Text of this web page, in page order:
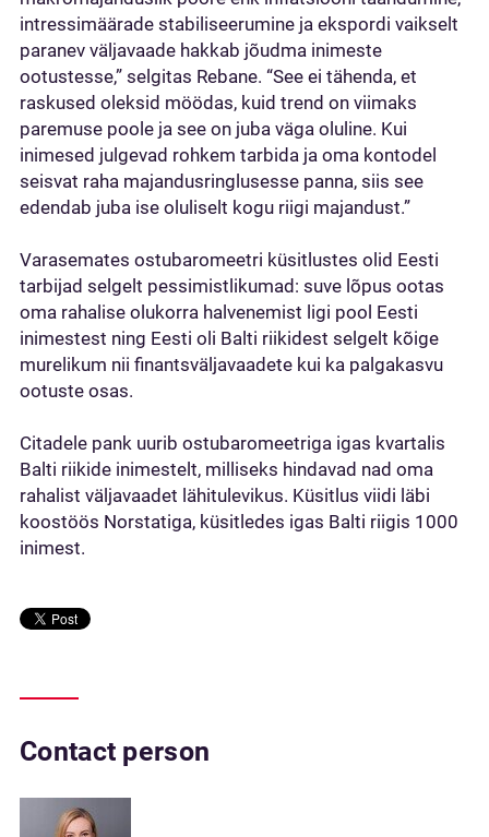
intressimäärade stabiliseerumine ja ekspordi vaikselt
paranev väljavaade hakkab jõudma inimeste
ootustesse,” selgitas Rebane. “See ei tähenda, et
raskused oleksid möödas, kuid trend on viimaks
paremuse poole ja see on juba väga oluline. Kui
inimesed julgevad rohkem tarbida ja oma kontodel
seisvat raha majandusringlusesse panna, siis see
edendab juba ise oluliselt kogu riigi majandust.”
Varasemates ostubaromeetri küsitlustes olid Eesti
tarbijad selgelt pessimistlikumad: suve lõpus ootas
oma rahalise olukorra halvenemist ligi pool Eesti
inimestest ning Eesti oli Balti riikidest selgelt kõige
murelikum nii finantsväljavaadete kui ka palgakasvu
ootuste osas.
Citadele pank uurib ostubaromeetriga igas kvartalis
Balti riikide inimestelt, milliseks hindavad nad oma
rahalist väljavaadet lähitulevikus. Küsitlus viidi läbi
koostöös Norstatiga, küsitledes igas Balti riigis 1000
inimest.
Contact person